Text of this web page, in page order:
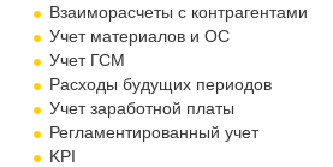
Взаиморасчеты с контрагентами
Учет материалов и ОС
Учет ГСМ
Расходы будущих периодов
Учет заработной платы
Регламентированный учет
KPI